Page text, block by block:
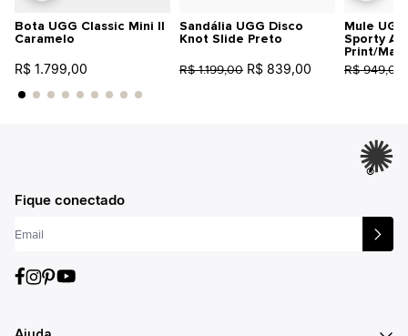
Bota UGG Classic Mini II
Caramelo
R$ 1.799,00
Sandália UGG Disco
Knot Slide Preto
R$ 1.199,00 R$ 839,00
Mule
Sporty
Print/
R$ 949,00
®
Fique conectado